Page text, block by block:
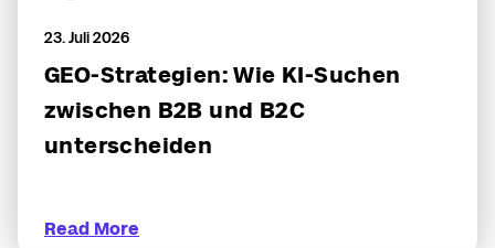
23. Juli 2026
GEO-Strategien: Wie KI-Suchen
zwischen B2B und B2C
unterscheiden
Read More